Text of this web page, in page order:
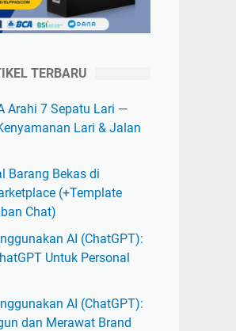
TERBARU
Arahi 7 Sepatu Lari —
Lari & Jalan
Barang Bekas di
(+Template
Chat)
AI (ChatGPT):
Untuk Personal
AI (ChatGPT):
dan Merawat Brand